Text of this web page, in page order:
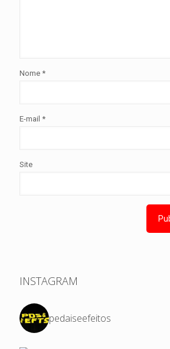
Nome *
E-mail *
Site
INSTAGRAM
pedaiseefeitos